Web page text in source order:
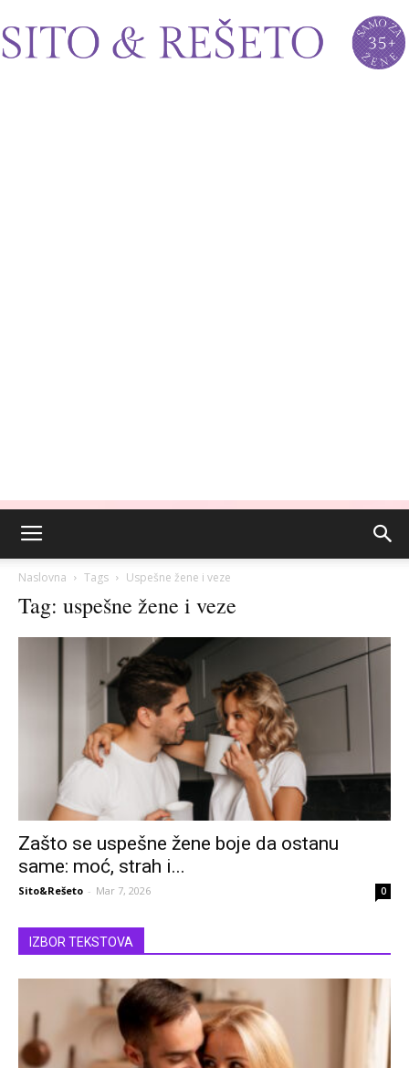
Naslovna Tags Uspešne žene i veze
Tag: uspešne žene i veze
Zašto se uspešne žene boje da ostanu
same: moć, strah i...
Sito&Rešeto - Mar 7, 2026 0
IZBOR TEKSTOVA